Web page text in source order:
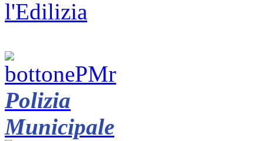
Polizia
Municipale